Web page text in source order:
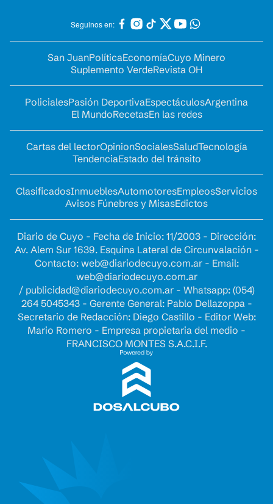
Seguinos en:
San JuanPolíticaEconomíaCuyo Minero
Suplemento VerdeRevista OH
PolicialesPasión DeportivaEspectáculosArgentina
El MundoRecetasEn las redes
Cartas del lectorOpinionSocialesSaludTecnología
TendenciaEstado del tránsito
ClasificadosInmueblesAutomotoresEmpleosServicios
Avisos Fúnebres y MisasEdictos
Diario de Cuyo - Fecha de Inicio: 11/2003 - Dirección:
Av. Alem Sur 1639. Esquina Lateral de Circunvalación -
Contacto: web@diariodecuyo.com.ar- Email:
web@diariodecuyo.com.ar
/ publicidad@diariodecuyo.com.ar- Whatsapp: (054)
264 5045343 - Gerente General: Pablo Dellazoppa -
Secretario de Redacción: Diego Castillo - Editor Web:
Mario Romero - Empresa propietaria del medio -
FRANCISCO MONTES S.A.C.I.F.